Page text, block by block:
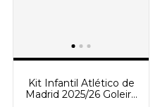
Kit Infantil Atlético de
Madrid 2025/26 Goleiro